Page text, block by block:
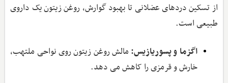
از تسکین دردهای عضلانی تا بهبود گوارش، روغن زیتون یک داروی
طبیعی است.
اگزما و پسوریازیس: مالش روغن زیتون روی نواحی ملتهب،
خارش و قرمزی را کاهش می ‌دهد.